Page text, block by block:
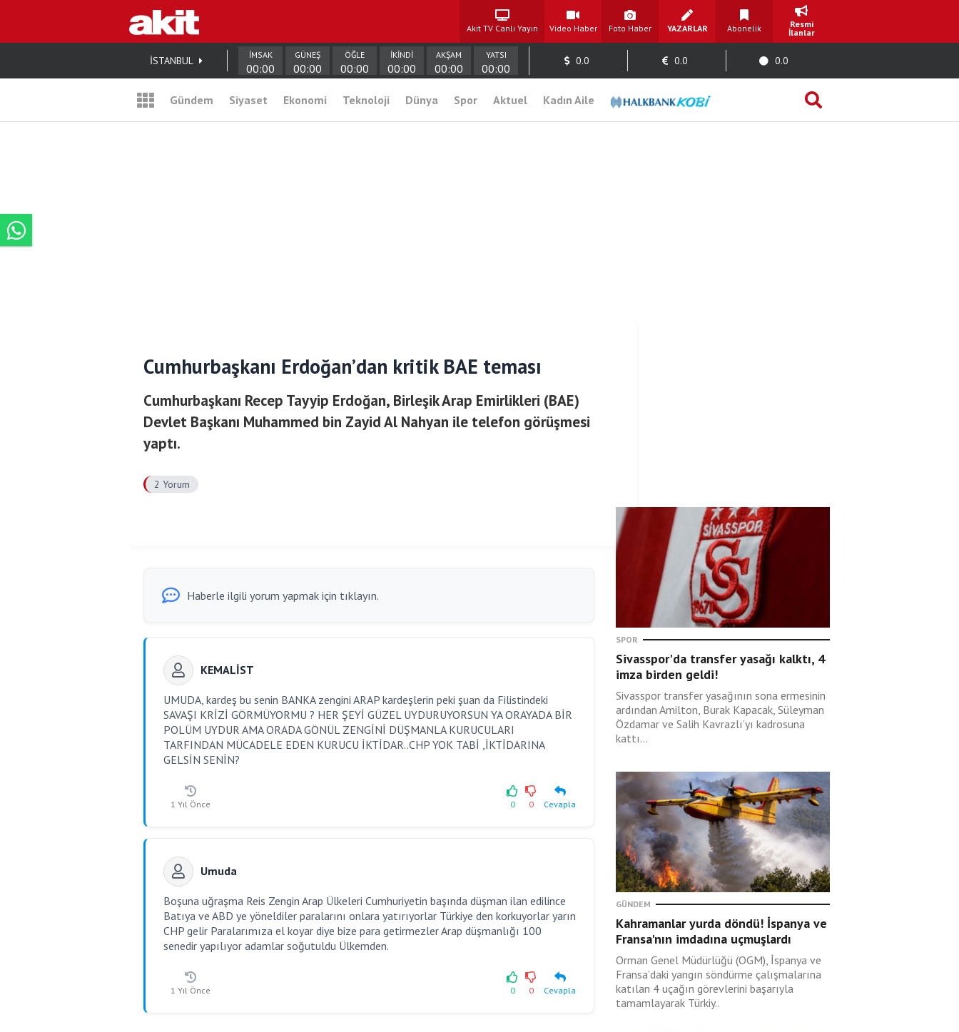
Akit TV Canlı Yayın Video Haber Foto Haber YAZARLAR Abonelik
Resmi
İlanlar
İSTANBUL İMSAK
00:00
GÜNEŞ
00:00
ÖĞLE
00:00
İKİNDİ
00:00
AKŞAM
00:00
YATSI
00:00
0.0 0.0 0.0
Gündem Siyaset Ekonomi Teknoloji Dünya Spor Aktuel Kadın Aile
Cumhurbaşkanı Erdoğan’dan kritik BAE teması
Cumhurbaşkanı Recep Tayyip Erdoğan, Birleşik Arap Emirlikleri (BAE)
Devlet Başkanı Muhammed bin Zayid Al Nahyan ile telefon görüşmesi
yaptı.
2 Yorum
Haberle ilgili yorum yapmak için tıklayın.
KEMALİST
UMUDA, kardeş bu senin BANKA zengini ARAP kardeşlerin peki şuan da Filistindeki
SAVAŞI KRİZİ GÖRMÜYORMU ? HER ŞEYİ GÜZEL UYDURUYORSUN YA ORAYADA BİR
POLÜM UYDUR AMA ORADA GÖNÜL ZENGİNİ DÜŞMANLA KURUCULARI
TARFINDAN MÜCADELE EDEN KURUCU İKTİDAR..CHP YOK TABİ ,İKTİDARINA
GELSİN SENİN?
1 Yıl Önce 0 0 Cevapla
Umuda
Boşuna uğraşma Reis Zengin Arap Ülkeleri Cumhuriyetin başında düşman ilan edilince
Batıya ve ABD ye yöneldiler paralarını onlara yatırıyorlar Türkiye den korkuyorlar yarın
CHP gelir Paralarımıza el koyar diye bize para getirmezler Arap düşmanlığı 100
senedir yapılıyor adamlar soğutuldu Ülkemden.
1 Yıl Önce 0 0 Cevapla
SPOR
Sivasspor'da transfer yasağı kalktı, 4
imza birden geldi!
Sivasspor transfer yasağının sona ermesinin
ardından Amilton, Burak Kapacak, Süleyman
Özdamar ve Salih Kavrazlı’yı kadrosuna
kattı...
GÜNDEM
Kahramanlar yurda döndü! İspanya ve
Fransa'nın imdadına uçmuşlardı
Orman Genel Müdürlüğü (OGM), İspanya ve
Fransa’daki yangın söndürme çalışmalarına
katılan 4 uçağın görevlerini başarıyla
tamamlayarak Türkiy..